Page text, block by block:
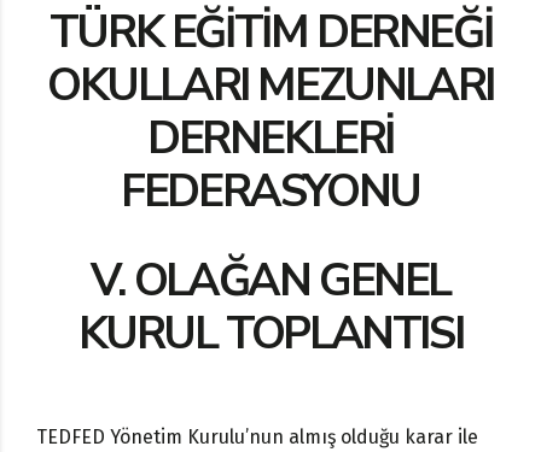
TÜRK EĞİTİM DERNEĞİ
OKULLARI MEZUNLARI
DERNEKLERİ
FEDERASYONU
V.OLAĞAN GENEL
KURUL TOPLANTISI
TEDFED Yönetim Kurulu’nun almış olduğu karar ile